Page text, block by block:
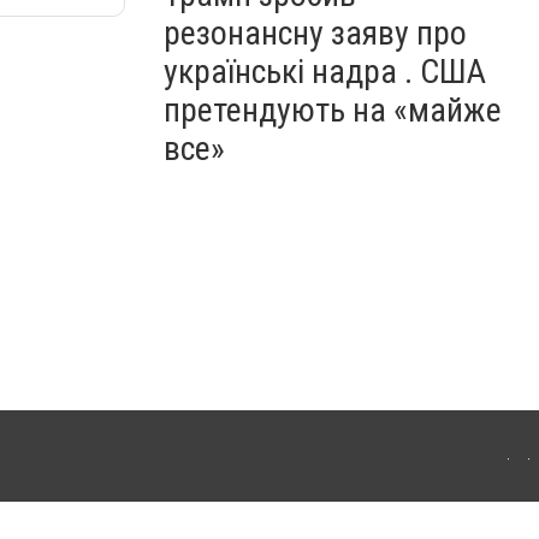
резонансну заяву про
українські надра . США
претендують на «майже
все»